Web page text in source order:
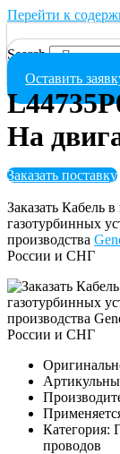
Перейти к
Search
Оставить
На
Заказать поставку
Заказать Кабель
газотурбинных
производства
России и СНГ
Категория:
проводов